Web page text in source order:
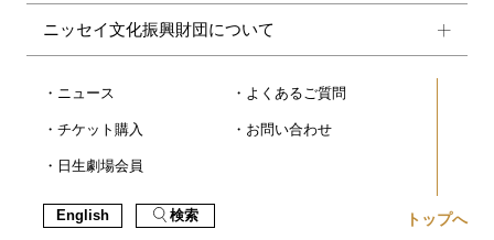
ニッセイ文化振興財団について
ニュース
チケット購入
日生劇場会員
よくあるご質問
お問い合わせ
English 検索 トップへ